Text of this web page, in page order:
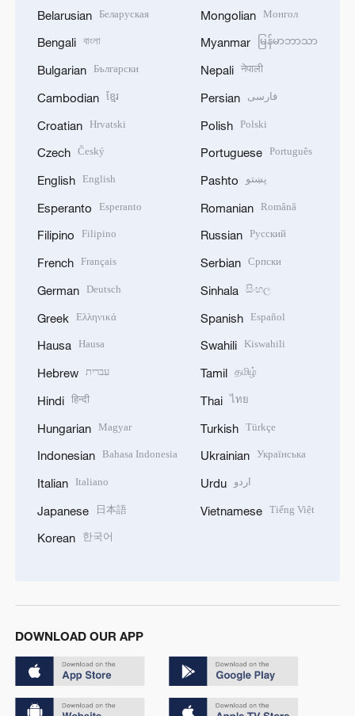
Belarusian Беларуская
Bengali বাংলা
Bulgarian Български
Cambodian ខ្មែរ
Croatian Hrvatski
Czech Český
English English
Esperanto Esperanto
Filipino Filipino
French Français
German Deutsch
Greek Ελληνικά
Hausa Hausa
Hebrew עברית
Hindi हिन्दी
Hungarian Magyar
Indonesian Bahasa Indonesia
Italian Italiano
Japanese 日本語
Korean 한국어
Mongolian Монгол
Myanmar မြန်မာဘာသာ
Nepali नेपाली
Persian فارسی
Polish Polski
Portuguese Português
Pashto پښتو
Romanian Română
Russian Русский
Serbian Српски
Sinhala සිංහල
Spanish Español
Swahili Kiswahili
Tamil தமிழ்
Thai ไทย
Turkish Türkçe
Ukrainian Українська
Urdu اردو
Vietnamese Tiếng Việt
DOWNLOAD OUR APP